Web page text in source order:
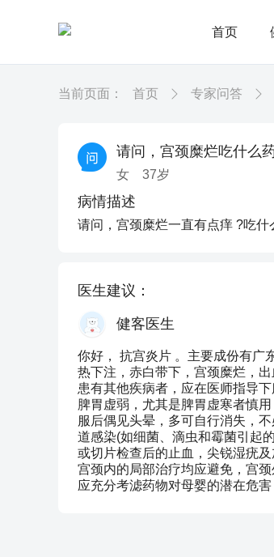
首页
当前页面： 首页 专家问答
请问，宫颈糜烂吃什么
女 37岁
病情描述
请问，宫颈糜烂一直有点痒 ?吃
医生建议：
健客医生
你好， 抗宫炎片 。主要成份有广
热下注，赤白带下，宫颈糜烂，
患有其他疾病者，应在医师指导
脾胃虚弱，尤其是脾胃虚寒者慎
服后偶见头晕，多可自行消失，
道感染(如细菌、滴虫和霉菌引起
或切片检查后的止血，尖锐湿疣
宫颈内的局部治疗均应避免，宫
应充分考滤药物对母婴的潜在危